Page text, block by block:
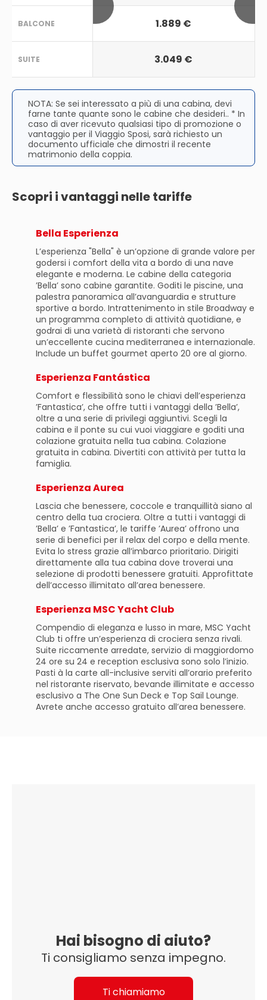
BALCONE
SUITE
1.889 €
3.049 €
NOTA: Se sei interessato a più di una cabina, devi
farne tante quante sono le cabine che desideri.. * In
caso di aver ricevuto qualsiasi tipo di promozione o
vantaggio per il Viaggio Sposi, sarà richiesto un
documento ufficiale che dimostri il recente
matrimonio della coppia.
Scopri i vantaggi nelle tariffe
Bella Esperienza
L’esperienza "Bella" è un’opzione di grande valore per
godersi i comfort della vita a bordo di una nave
elegante e moderna. Le cabine della categoria
’Bella’ sono cabine garantite. Goditi le piscine, una
palestra panoramica all’avanguardia e strutture
sportive a bordo. Intrattenimento in stile Broadway e
un programma completo di attività quotidiane, e
godrai di una varietà di ristoranti che servono
un’eccellente cucina mediterranea e internazionale.
Include un buffet gourmet aperto 20 ore al giorno.
Esperienza Fantástica
Comfort e flessibilità sono le chiavi dell’esperienza
’Fantastica’, che offre tutti i vantaggi della ’Bella’,
oltre a una serie di privilegi aggiuntivi. Scegli la
cabina e il ponte su cui vuoi viaggiare e goditi una
colazione gratuita nella tua cabina. Colazione
gratuita in cabina. Divertiti con attività per tutta la
famiglia.
Esperienza Aurea
Lascia che benessere, coccole e tranquillità siano al
centro della tua crociera. Oltre a tutti i vantaggi di
’Bella’ e ’Fantastica’, le tariffe ’Aurea’ offrono una
serie di benefici per il relax del corpo e della mente.
Evita lo stress grazie all’imbarco prioritario. Dirigiti
direttamente alla tua cabina dove troverai una
selezione di prodotti benessere gratuiti. Approfittate
dell’accesso illimitato all’area benessere.
Esperienza MSC Yacht Club
Compendio di eleganza e lusso in mare, MSC Yacht
Club ti offre un’esperienza di crociera senza rivali.
Suite riccamente arredate, servizio di maggiordomo
24 ore su 24 e reception esclusiva sono solo l’inizio.
Pasti à la carte all-inclusive serviti all’orario preferito
nel ristorante riservato, bevande illimitate e accesso
esclusivo a The One Sun Deck e Top Sail Lounge.
Avrete anche accesso gratuito all’area benessere.
Hai bisogno di aiuto?
Ti consigliamo senza impegno.
Ti chiamiamo